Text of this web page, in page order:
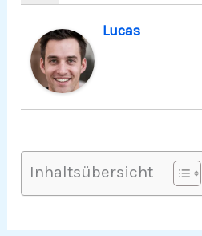
Lucas
Inhaltsübersicht